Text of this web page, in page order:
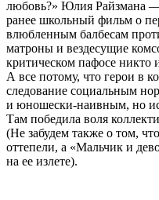
любовь?» Юлия Райзмана
ранее школьный фильм о
влюбленным балбесам
матроны и вездесущие
критическом пафосе никто
А все потому, что герои в
следование социальным
и юношески-наивным, но
Там победила воля
(Не забудем также о том,
оттепели, а «Мальчик и
на ее излете).